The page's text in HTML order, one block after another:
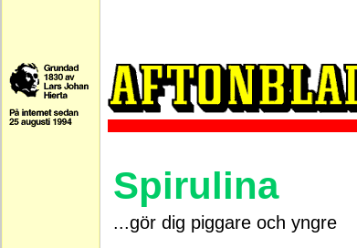
Spirulina
...gör dig piggare och yngre